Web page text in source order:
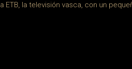
ETB, la televisión vasca, con un